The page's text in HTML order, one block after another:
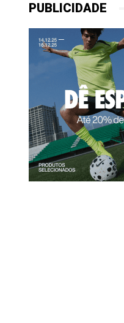
PUBLICIDADE